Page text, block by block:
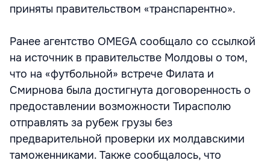
приняты правительством «транспарентно».
Ранее агентство OMEGA сообщало со ссылкой
на источник в правительстве Молдовы о том,
что на «футбольной» встрече Филата и
Смирнова была достигнута договоренность о
предоставлении возможности Тирасполю
отправлять за рубеж грузы без
предварительной проверки их молдавскими
таможенниками. Также сообщалось, что